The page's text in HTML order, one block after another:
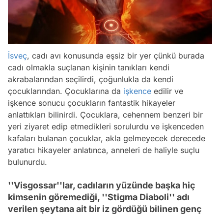
İsveç, cadı avı konusunda eşsiz bir yer çünkü burada
cadı olmakla suçlanan kişinin tanıkları kendi
akrabalarından seçilirdi, çoğunlukla da kendi
çocuklarından. Çocuklarına da işkence edilir ve
işkence sonucu çocukların fantastik hikayeler
anlattıkları bilinirdi. Çocuklara, cehennem benzeri bir
yeri ziyaret edip etmedikleri sorulurdu ve işkenceden
kafaları bulanan çocuklar, akla gelmeyecek derecede
yaratıcı hikayeler anlatınca, anneleri de haliyle suçlu
bulunurdu.
''Visgossar''lar, cadıların yüzünde başka hiç
kimsenin göremediği, ''Stigma Diaboli'' adı
verilen şeytana ait bir iz gördüğü bilinen genç